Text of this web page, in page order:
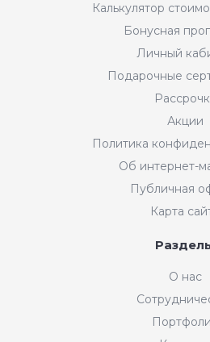
Калькулятор
Бонусная
Личный
Подарочные
Акции
Политика
Об интернет-
Публичная
Карта
О нас